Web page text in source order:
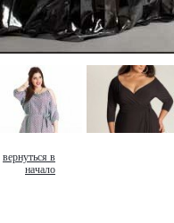
вернуться в
начало